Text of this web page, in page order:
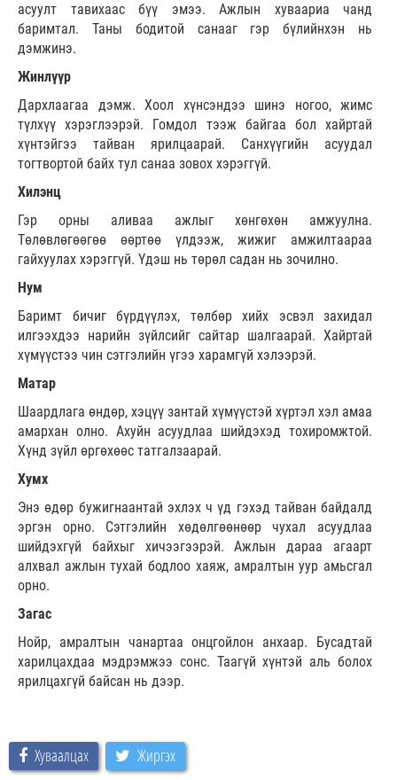
асуулт тавихаас бүү эмээ. Ажлын хуваариа чанд
баримтал. Таны бодитой санааг гэр бүлийнхэн нь
дэмжинэ.
Жинлүүр
Дархлаагаа дэмж. Хоол хүнсэндээ шинэ ногоо, жимс
түлхүү хэрэглээрэй. Гомдол тээж байгаа бол хайртай
хүнтэйгээ тайван ярилцаарай. Санхүүгийн асуудал
тогтвортой байх тул санаа зовох хэрэггүй.
Хилэнц
Гэр орны аливаа ажлыг хөнгөхөн амжуулна.
Төлөвлөгөөгөө өөртөө үлдээж, жижиг амжилтаараа
гайхуулах хэрэггүй. Үдэш нь төрөл садан нь зочилно.
Нум
Баримт бичиг бүрдүүлэх, төлбөр хийх эсвэл захидал
илгээхдээ нарийн зүйлсийг сайтар шалгаарай. Хайртай
хүмүүстээ чин сэтгэлийн үгээ харамгүй хэлээрэй.
Матар
Шаардлага өндөр, хэцүү зантай хүмүүстэй хүртэл хэл амаа
амархан олно. Ахуйн асуудлаа шийдэхэд тохиромжтой.
Хүнд зүйл өргөхөөс татгалзаарай.
Хумх
Энэ өдөр бужигнаантай эхлэх ч үд гэхэд тайван байдалд
эргэн орно. Сэтгэлийн хөдөлгөөнөөр чухал асуудлаа
шийдэхгүй байхыг хичээгээрэй. Ажлын дараа агаарт
алхвал ажлын тухай бодлоо хаяж, амралтын уур амьсгал
орно.
Загас
Нойр, амралтын чанартаа онцгойлон анхаар. Бусадтай
харилцахдаа мэдрэмжээ сонс. Таагүй хүнтэй аль болох
ярилцахгүй байсан нь дээр.
Хуваалцах Жиргэх